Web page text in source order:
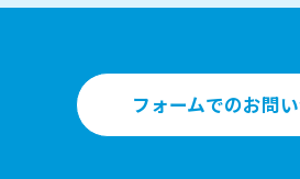
フォームでのお問